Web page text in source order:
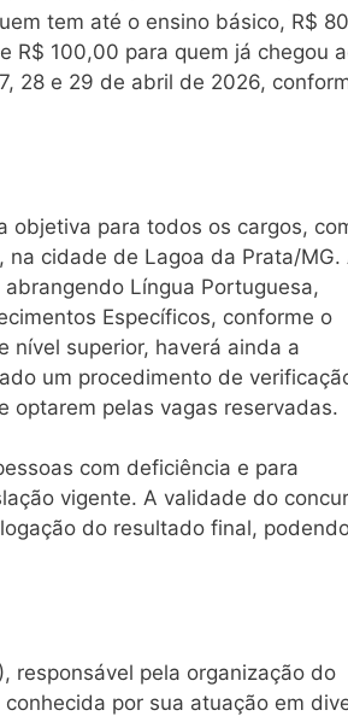
tem até o ensino básico, R$
R$ 100,00 para quem já chegou
28 e 29 de abril de 2026,
objetiva para todos os cargos,
cidade de Lagoa da Prata/MG.
Língua Portuguesa,
Específicos, conforme o
nível superior, haverá ainda a
um procedimento de
optarem pelas vagas reservadas.
com deficiência e para
vigente. A validade do
do resultado final,
responsável pela organização do
por sua atuação em